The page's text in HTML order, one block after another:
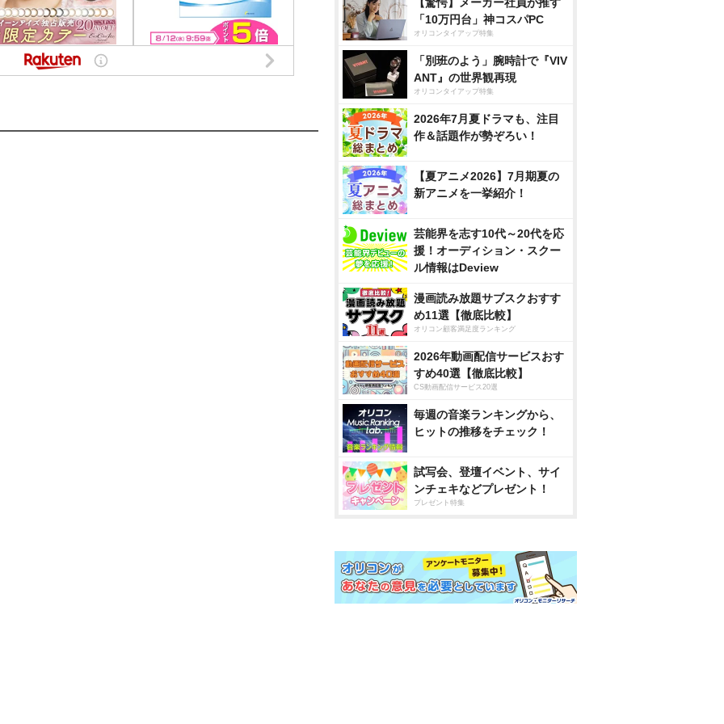
「10万円台」神コスパPC
オリコンタイアップ特集
「別班のよう」腕時計で『VIV
ANT』の世界観再現
オリコンタイアップ特集
2026年7月夏ドラマも、注目
作＆話題作が勢ぞろい！
【夏アニメ2026】7月期夏の
新アニメを一挙紹介！
芸能界を志す10代～20代を応
援！オーディション・スクー
ル情報はDeview
漫画読み放題サブスクおすす
め11選【徹底比較】
オリコン顧客満足度ランキング
2026年動画配信サービスおす
すめ40選【徹底比較】
CS動画配信サービス20選
毎週の音楽ランキングから、
ヒットの推移をチェック！
試写会、登壇イベント、サイ
ンチェキなどプレゼント！
プレゼント特集